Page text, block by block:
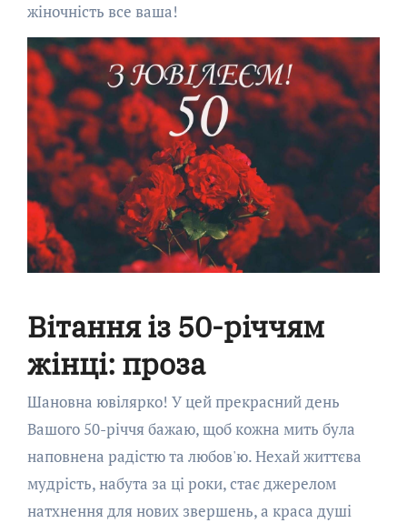
жіночність все ваша!
Вітання із 50-річчям
жінці: проза
Шановна ювілярко! У цей прекрасний день
Вашого 50-річчя бажаю, щоб кожна мить була
наповнена радістю та любов'ю. Нехай життєва
мудрість, набута за ці роки, стає джерелом
натхнення для нових звершень, а краса душі